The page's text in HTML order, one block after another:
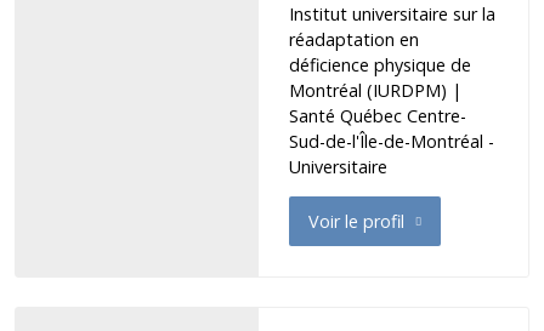
Institut universitaire sur la
réadaptation en
déficience physique de
Montréal (IURDPM) |
Santé Québec Centre-
Sud-de-l'Île-de-Montréal -
Universitaire
Voir le profil
de Beaudoin Daniel